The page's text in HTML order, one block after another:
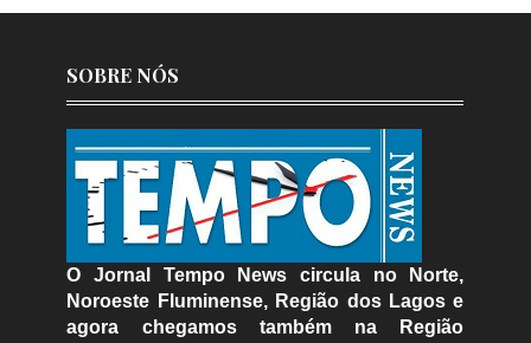
SOBRE NÓS
O Jornal Tempo News circula no Norte,
Noroeste Fluminense, Região dos Lagos e
agora chegamos também na Região